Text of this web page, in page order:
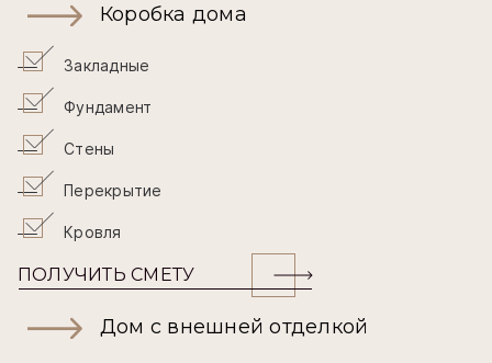
Коробка дома
Закладные
Фундамент
Стены
Перекрытие
Кровля
ПОЛУЧИТЬ СМЕТУ
Дом с внешней отделкой